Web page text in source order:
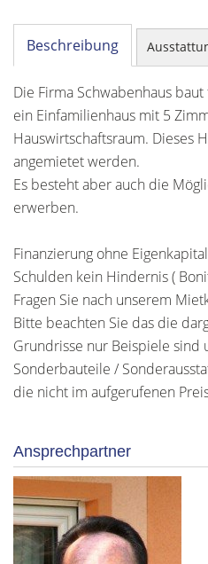
Beschreibung
Die Firma Schwabenhaus
ein Einfamilienhaus mit 5
Hauswirtschaftsraum. Dieses
angemietet werden.
Es besteht aber auch die
erwerben.
Finanzierung ohne
Schulden kein Hindernis (
Fragen Sie nach unserem
Bitte beachten Sie das die
Grundrisse nur Beispiele sind
Sonderbauteile /
die nicht im aufgerufenen
Ansprechpartner